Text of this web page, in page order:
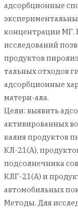
адсорбционные
концентрации МГ.
исследований
продуктов
тальных отходов
адсорбционные
матери-ала.
Цели: выявить
активированных
калия продуктов
КЛ-21(А),
подсолнечника
КЛГ-21(А) и
автомобильных
Методы. Для